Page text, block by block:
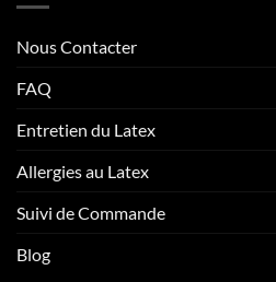
Nous Contacter
FAQ
Entretien du Latex
Allergies au Latex
Suivi de Commande
Blog